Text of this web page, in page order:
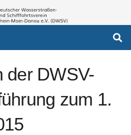
der DWSV-
zum 1.